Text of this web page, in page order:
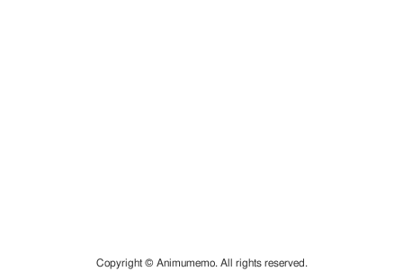
Copyright © Animumemo. All rights reserved.